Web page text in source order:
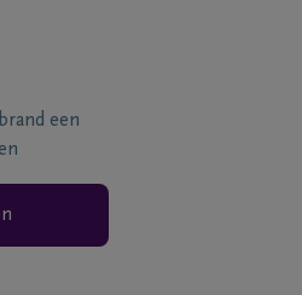
een